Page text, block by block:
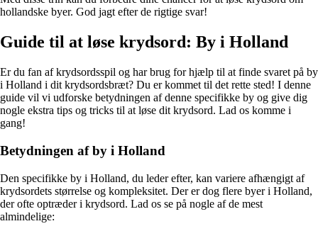
hollandske byer. God jagt efter de rigtige svar!
Guide til at løse krydsord: By i Holland
Er du fan af krydsordsspil og har brug for hjælp til at finde svaret på by
i Holland i dit krydsordsbræt? Du er kommet til det rette sted! I denne
guide vil vi udforske betydningen af denne specifikke by og give dig
nogle ekstra tips og tricks til at løse dit krydsord. Lad os komme i
gang!
Betydningen af by i Holland
Den specifikke by i Holland, du leder efter, kan variere afhængigt af
krydsordets størrelse og kompleksitet. Der er dog flere byer i Holland,
der ofte optræder i krydsord. Lad os se på nogle af de mest
almindelige: